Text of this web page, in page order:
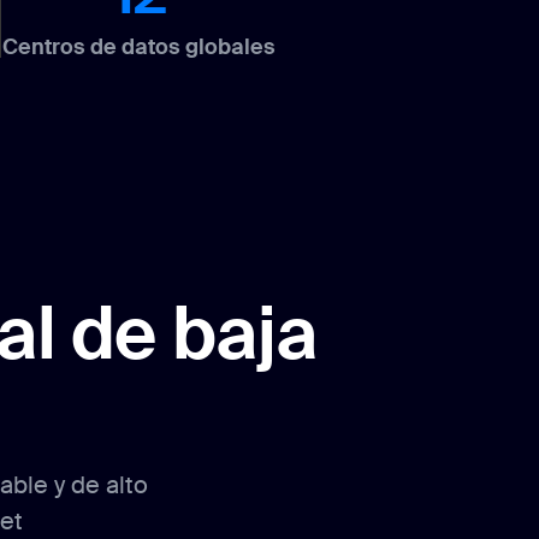
Centros de datos globales
de baja
y de alto